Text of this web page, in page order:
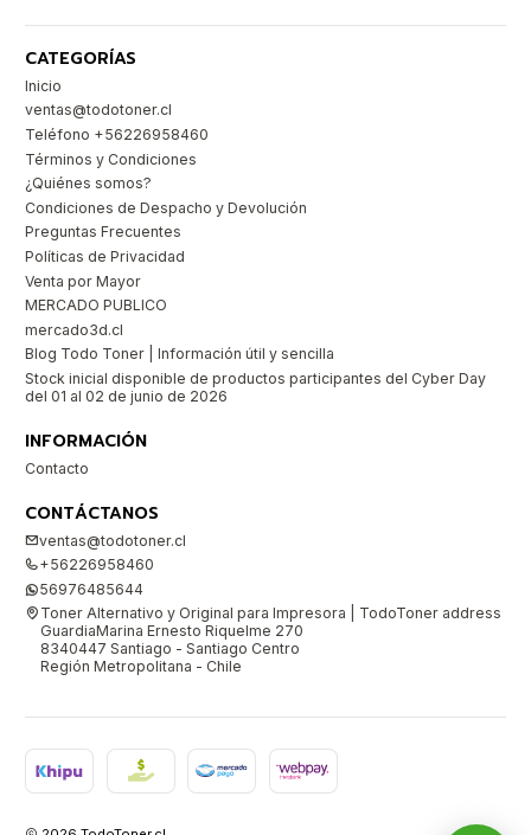
CATEGORÍAS
Inicio
ventas@todotoner.cl
Teléfono +56226958460
Términos y Condiciones
¿Quiénes somos?
Condiciones de Despacho y Devolución
Preguntas Frecuentes
Políticas de Privacidad
Venta por Mayor
MERCADO PUBLICO
mercado3d.cl
Blog Todo Toner | Información útil y sencilla
Stock inicial disponible de productos participantes del Cyber Day
del 01 al 02 de junio de 2026
INFORMACIÓN
Contacto
CONTÁCTANOS
ventas@todotoner.cl
+56226958460
56976485644
Toner Alternativo y Original para Impresora | TodoToner address
GuardiaMarina Ernesto Riquelme 270
8340447 Santiago - Santiago Centro
Región Metropolitana - Chile